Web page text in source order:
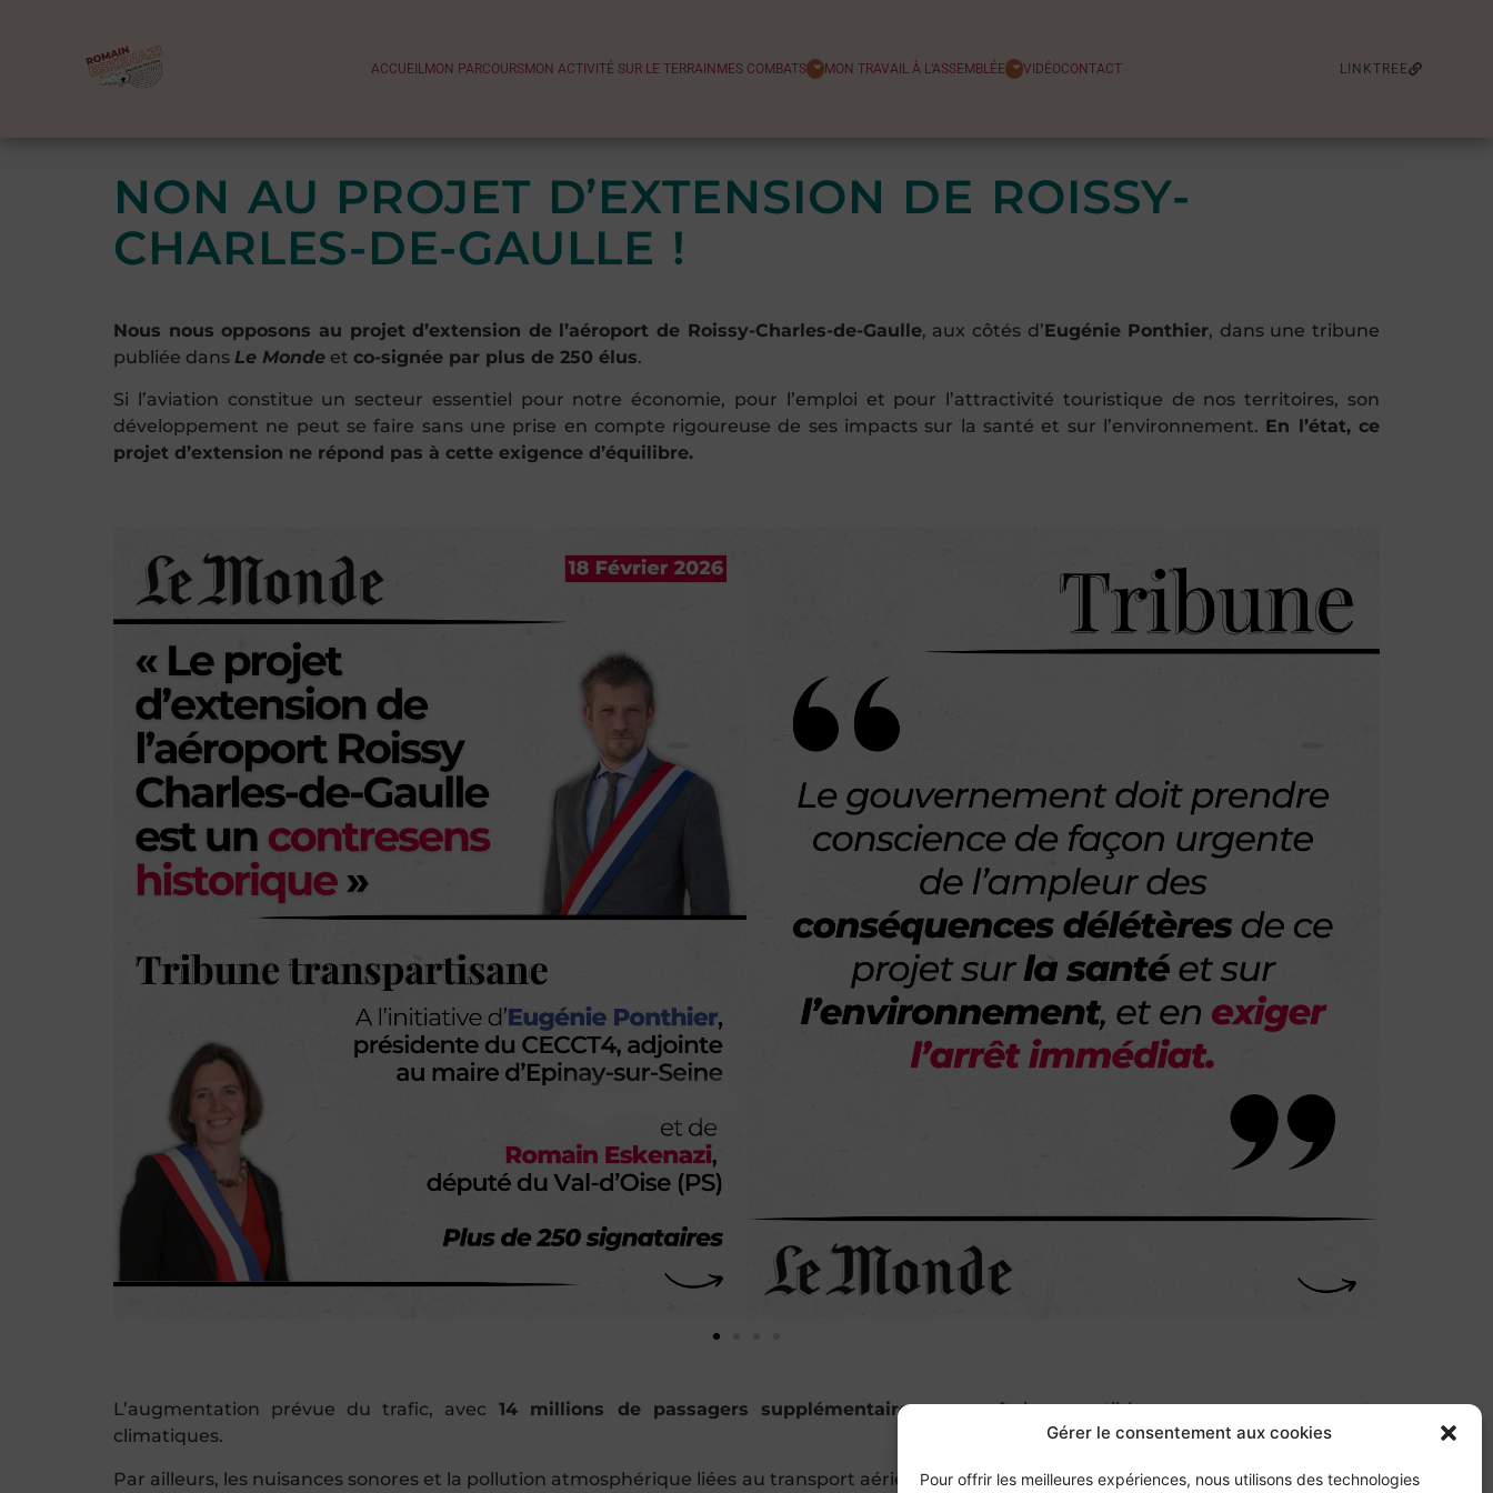
Gérer le consentement aux cookies
Pour offrir les meilleures expériences, nous utilisons des technologies
ACCUEILMON PARCOURSMON ACTIVITÉ SUR LE TERRAIN MES COMBATS MON TRAVAIL À L’ASSEMBLÉE VIDÉOCONTACT LINKTREE
NON AU PROJET D’EXTENSION DE ROISSY-
CHARLES-DE-GAULLE !
Nous nous opposons au projet d’extension de l’aéroport de Roissy-Charles-de-Gaulle, aux côtés d’Eugénie Ponthier, dans une tribune
publiée dans Le Monde et co-signée par plus de 250 élus.
Si l’aviation constitue un secteur essentiel pour notre économie, pour l’emploi et pour l’attractivité touristique de nos territoires, son
développement ne peut se faire sans une prise en compte rigoureuse de ses impacts sur la santé et sur l’environnement. En l’état, ce
projet d’extension ne répond pas à cette exigence d’équilibre.
L’augmentation prévue du trafic, avec 14 millions de passagers supplémentaires, apparaît incompatible avec nos engagements
climatiques.
Par ailleurs, les nuisances sonores et la pollution atmosphérique liées au transport aérien ont des conséquences sanitaires avérées, dont le